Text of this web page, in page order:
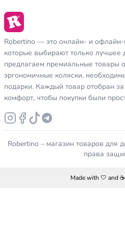
Robertino — это онлайн- и офлайн-
которые выбирают только лучшее
предлагаем премиальные товары
эргономичные коляски,
подарки. Каждый товар отобран за
комфорт, чтобы покупки были
Robertino – магазин товаров для
права
Made with 🤍 and